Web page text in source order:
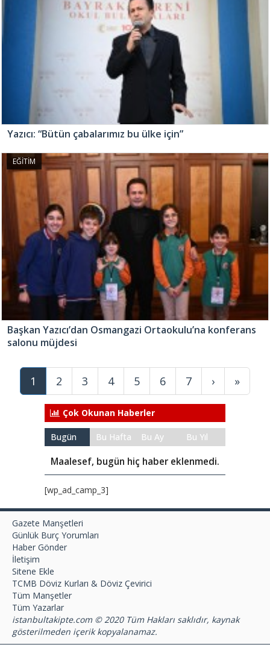
Yazıcı: “Bütün çabalarımız bu ülke için”
EĞİTİM
Başkan Yazıcı’dan Osmangazi Ortaokulu’na konferans
salonu müjdesi
1 2 3 4 5 6 7 › »
Çok Okunan Haberler
Bugün Bu Hafta Bu Ay Bu Yıl
Maalesef, bugün hiç haber eklenmedi.
[wp_ad_camp_3]
Gazete Manşetleri
Günlük Burç Yorumları
Haber Gönder
İletişim
Sitene Ekle
TCMB Döviz Kurları & Döviz Çevirici
Tüm Manşetler
Tüm Yazarlar
istanbultakipte.com © 2020 Tüm Hakları saklıdır, kaynak
gösterilmeden içerik kopyalanamaz.